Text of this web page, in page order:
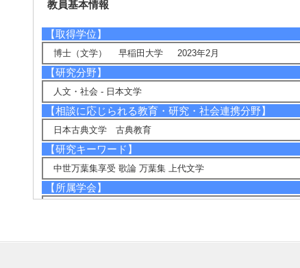
教員基本情報
【取得学位】
博士（文学） 早稲田大学 2023年2月
【研究分野】
人文・社会 - 日本文学
【相談に応じられる教育・研究・社会連携分野】
日本古典文学 古典教育
【研究キーワード】
中世万葉集享受 歌論 万葉集 上代文学
【所属学会】